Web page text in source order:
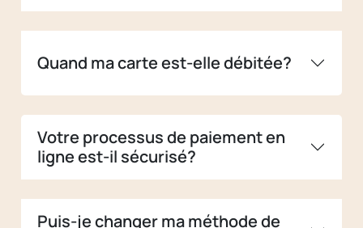
Quand ma carte est-elle débitée?
Votre processus de paiement en
ligne est-il sécurisé?
Puis-je changer ma méthode de